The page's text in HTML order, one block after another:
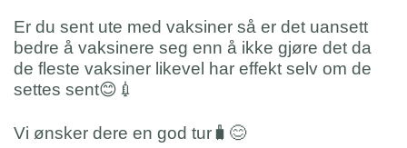
Er du sent ute med vaksiner så er det uansett
bedre å vaksinere seg enn å ikke gjøre det da
de fleste vaksiner likevel har effekt selv om de
settes sent😊 💉
Vi ønsker dere en god tur🧳 😊